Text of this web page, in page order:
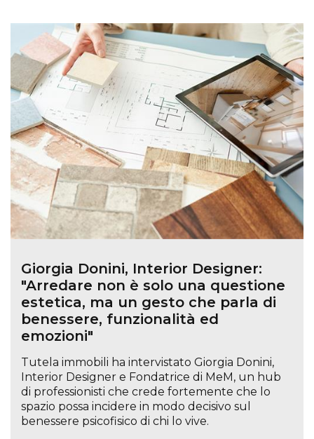
Giorgia Donini, Interior Designer:
"Arredare non è solo una questione
estetica, ma un gesto che parla di
benessere, funzionalità ed
emozioni"
Tutela immobili ha intervistato Giorgia Donini,
Interior Designer e Fondatrice di MeM, un hub
di professionisti che crede fortemente che lo
spazio possa incidere in modo decisivo sul
benessere psicofisico di chi lo vive.